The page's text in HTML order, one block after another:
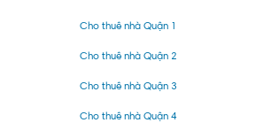
Cho thuê nhà Quận 1
Cho thuê nhà Quận 2
Cho thuê nhà Quận 3
Cho thuê nhà Quận 4